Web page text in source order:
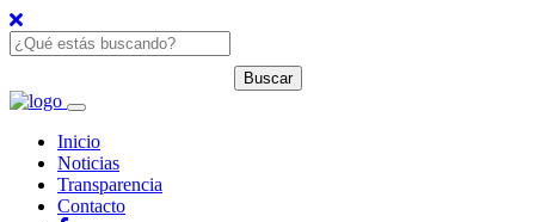
Inicio
Noticias
Transparencia
Contacto